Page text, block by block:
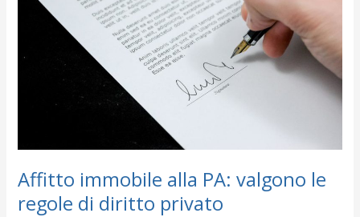
Affitto immobile alla PA: valgono le
regole di diritto privato
valgono
regole